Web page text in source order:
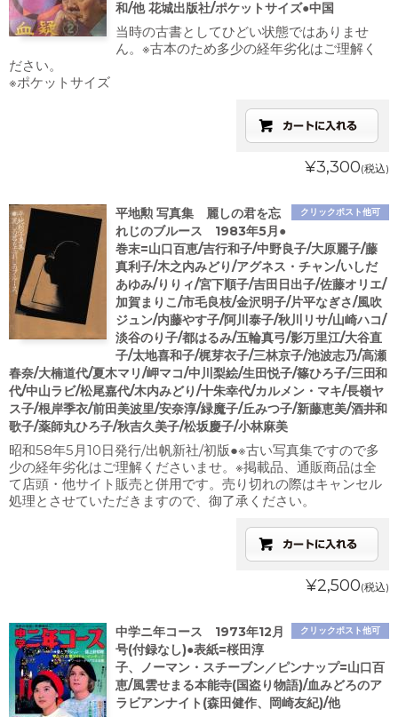
和/他 花城出版社/ポケットサイズ●中国
当時の古書としてひどい状態ではありませ
ん。※古本のため多少の経年劣化はご理解く
ださい。
※ポケットサイズ
¥3,300(税込)
クリックポスト他可
平地勲 写真集 麗しの君を忘
れじのブルース 1983年5月●
巻末=山口百恵/吉行和子/中野良子/大原麗子/藤
真利子/木之内みどり/アグネス・チャン/いしだ
あゆみ/りりィ/宮下順子/吉田日出子/佐藤オリエ/
加賀まりこ/市毛良枝/金沢明子/片平なぎさ/風吹
ジュン/内藤やす子/阿川泰子/秋川リサ/山崎ハコ/
淡谷のり子/都はるみ/五輪真弓/影万里江/大谷直
子/太地喜和子/梶芽衣子/三林京子/池波志乃/高瀬
春奈/大楠道代/夏木マリ/岬マコ/中川梨絵/生田悦子/篠ひろ子/三田和
代/中山ラビ/松尾嘉代/木内みどり/十朱幸代/カルメン・マキ/長嶺ヤ
ス子/根岸季衣/前田美波里/安奈淳/緑魔子/丘みつ子/新藤恵美/酒井和
歌子/薬師丸ひろ子/秋吉久美子/松坂慶子/小林麻美
昭和58年5月10日発行/出帆新社/初版●※古い写真集ですので多
少の経年劣化はご理解くださいませ。※掲載品、通販商品は全
て店頭・他サイト販売と併用です。売り切れの際はキャンセル
処理とさせていただきますので、御了承ください。
¥2,500(税込)
クリックポスト他可
中学ニ年コース 1973年12月
号(付録なし)●表紙=桜田淳
子、ノーマン・スチーブン／ピンナップ=山口百
恵/風雲せまる本能寺(国盗り物語)/血みどろのア
ラビアンナイト(森田健作、岡崎友紀)/他